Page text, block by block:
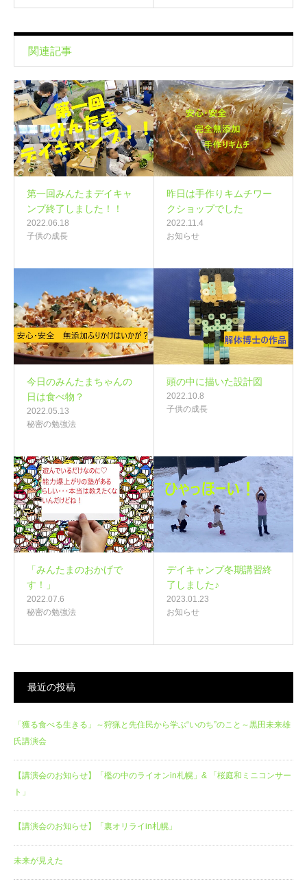
関連記事
第一回みんたまデイキャ
ンプ終了しました！！
2022.06.18
子供の成長
昨日は手作りキムチワー
クショップでした
2022.11.4
お知らせ
今日のみんたまちゃんの
日は食べ物？
2022.05.13
秘密の勉強法
頭の中に描いた設計図
2022.10.8
子供の成長
「みんたまのおかげで
す！」
2022.07.6
秘密の勉強法
デイキャンプ冬期講習終
了しました♪
2023.01.23
お知らせ
最近の投稿
「獲る食べる生きる」～狩猟と先住民から学ぶ“いのち”のこと～黒田未来雄
氏講演会
【講演会のお知らせ】「檻の中のライオンin札幌」& 「桜庭和ミニコンサー
ト」
【講演会のお知らせ】「裏オリライin札幌」
未来が見えた